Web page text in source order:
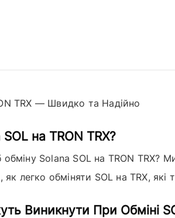
TRX — Швидко та Надійно
на TRON TRX?
обміну Solana SOL на TRON TRX?
як легко обміняти SOL на TRX,
Виникнути При Обміні